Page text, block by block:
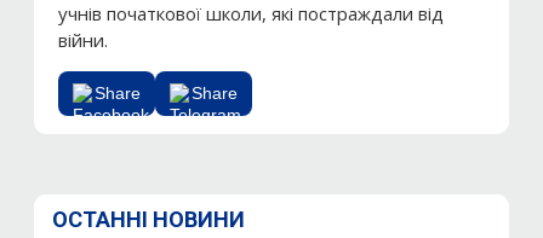
учнів початкової школи, які постраждали від
війни.
Share Share
ОСТАННІ НОВИНИ